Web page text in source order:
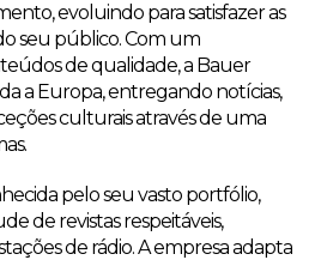
evoluindo para satisfazer as
seu público. Com um
de qualidade, a Bauer
a Europa, entregando notícias,
culturais através de uma
pelo seu vasto portfólio,
de revistas respeitáveis,
de rádio. A empresa adapta